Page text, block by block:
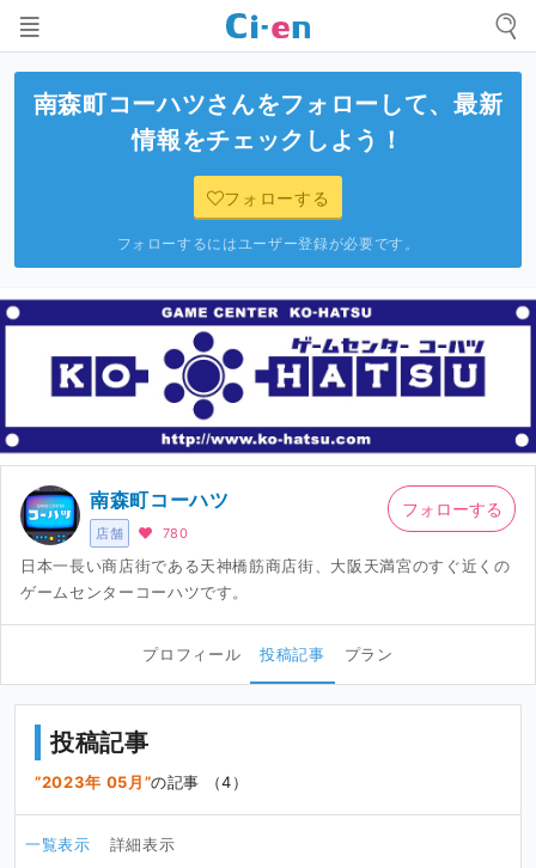
南森町コーハツさんをフォローして、最新
情報をチェックしよう！
フォローする
フォローするにはユーザー登録が必要です。
店舗
南森町コーハツ
780
日本一長い商店街である天神橋筋商店街、大阪天満宮のすぐ近くの
ゲームセンターコーハツです。
フォローする
プロフィール 投稿記事 プラン
投稿記事
2023年 05月 の記事 （4）
一覧表示 詳細表示